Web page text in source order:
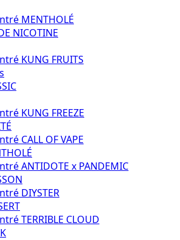
MENTHOLÉ
NICOTINE
KUNG FRUITS
KUNG FREEZE
CALL OF VAPE
ANTIDOTE x PANDEMIC
DIYSTER
TERRIBLE CLOUD